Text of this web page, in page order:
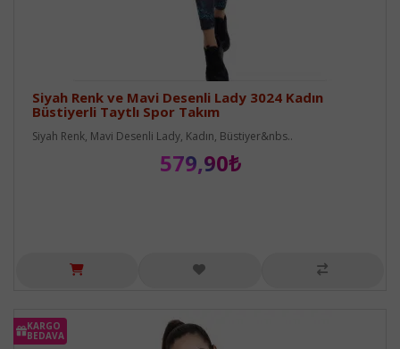
Siyah Renk ve Mavi Desenli Lady 3024 Kadın
Büstiyerli Taytlı Spor Takım
Siyah Renk, Mavi Desenli Lady, Kadın, Büstiyer&nbs..
579,90₺
KARGO
BEDAVA